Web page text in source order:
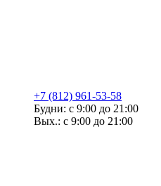
+7 (812) 961-53-58
Будни: с 9:00 до 21:00
Вых.: с 9:00 до 21:00